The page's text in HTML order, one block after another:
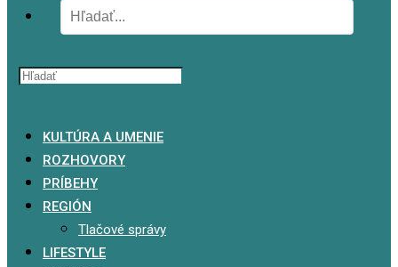
KULTÚRA A UMENIE
ROZHOVORY
PRÍBEHY
REGIÓN
Tlačové správy
LIFESTYLE